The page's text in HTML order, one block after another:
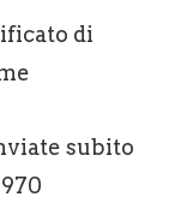
di
subito